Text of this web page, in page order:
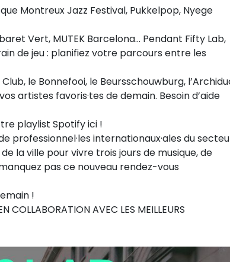
Montreux Jazz Festival, Pukkelpop, Nyege
Vert, MUTEK Barcelona… Pendant Fifty Lab,
de jeu : planifiez votre parcours entre les
le Bonnefooi, le Beursschouwburg,
artistes favoris·tes de demain. Besoin d’aide
playlist Spotify ici !
professionnel·les internationaux·ales du
la ville pour vivre trois jours de musique, de
pas ce nouveau rendez-vous
!
COLLABORATION AVEC LES MEILLEURS